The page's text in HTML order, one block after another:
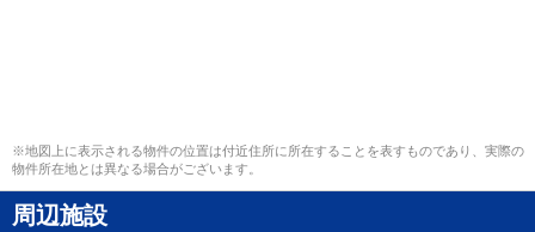
※地図上に表示される物件の位置は付近住所に所在することを表すものであり、実際の
物件所在地とは異なる場合がございます。
周辺施設